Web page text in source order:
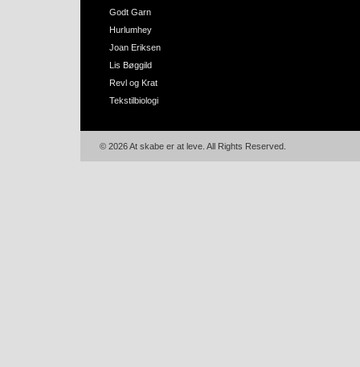
Godt Garn
Hurlumhey
Joan Eriksen
Lis Bøggild
Revl og Krat
Tekstilbiologi
© 2026 At skabe er at leve. All Rights Reserved.